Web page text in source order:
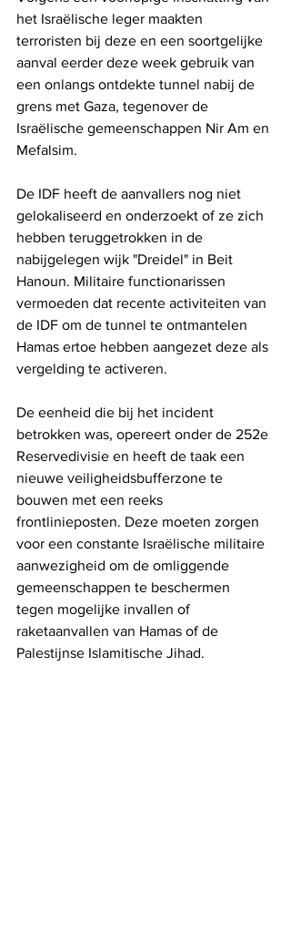
het Israëlische leger maakten
terroristen bij deze en een soortgelijke
aanval eerder deze week gebruik van
een onlangs ontdekte tunnel nabij de
grens met Gaza, tegenover de
Israëlische gemeenschappen Nir Am en
Mefalsim.
De IDF heeft de aanvallers nog niet
gelokaliseerd en onderzoekt of ze zich
hebben teruggetrokken in de
nabijgelegen wijk "Dreidel" in Beit
Hanoun. Militaire functionarissen
vermoeden dat recente activiteiten van
de IDF om de tunnel te ontmantelen
Hamas ertoe hebben aangezet deze als
vergelding te activeren.
De eenheid die bij het incident
betrokken was, opereert onder de 252e
Reservedivisie en heeft de taak een
nieuwe veiligheidsbufferzone te
bouwen met een reeks
frontlinieposten. Deze moeten zorgen
voor een constante Israëlische militaire
aanwezigheid om de omliggende
gemeenschappen te beschermen
tegen mogelijke invallen of
raketaanvallen van Hamas of de
Palestijnse Islamitische Jihad.